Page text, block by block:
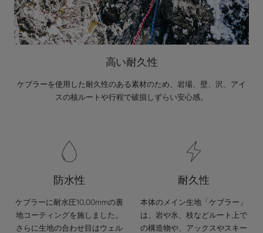
高い耐久性
ケブラーを使用した耐久性のある素材のため、岩場、壁、沢、アイ
スの核ルートや行程で破損しずらい安心感。
防水性
ケブラーに耐水圧10,00mmの裏
地コーティングを施しました。
さらに生地の合わせ目はウェル
耐久性
本体のメイン生地「ケブラー」
は、岩や氷、枝などルート上で
の構造物や、アックスやスキー